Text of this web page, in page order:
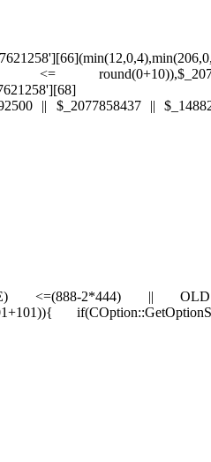
<=
|| $_2077858437 ||
<=(888-2*444) ||